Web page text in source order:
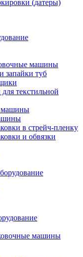
(датеры)
машины
туб
текстильной
машины
в стрейч-пленку
и обвязки
машины